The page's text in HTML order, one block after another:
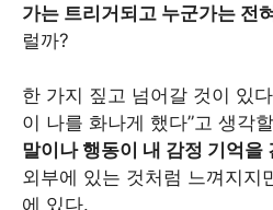
가는 트리거되고 누군가는 전
럴까?
한 가지 짚고 넘어갈 것이 있
이 나를 화나게 했다”고 생각
말이나 행동이 내 감정 기억을
외부에 있는 것처럼 느껴지지
에 있다.